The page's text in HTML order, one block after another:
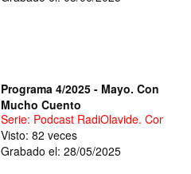
Programa 4/2025 - Mayo. Con
Mucho Cuento
Serie: Podcast RadiOlavide. Con
Visto: 82 veces
Grabado el: 28/05/2025